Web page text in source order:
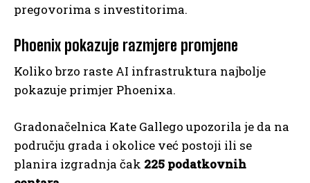
pregovorima s investitorima.
Phoenix pokazuje razmjere promjene
Koliko brzo raste AI infrastruktura najbolje
pokazuje primjer Phoenixa.
Gradonačelnica Kate Gallego upozorila je da na
području grada i okolice već postoji ili se
planira izgradnja čak 225 podatkovnih